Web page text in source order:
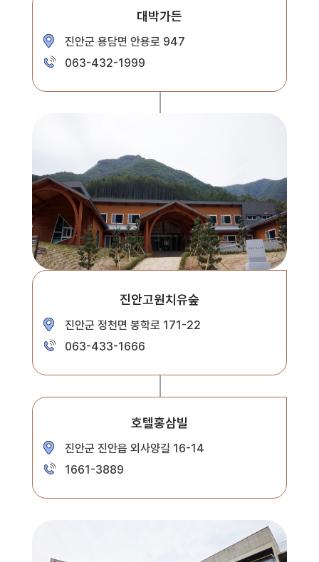
대박가든
진안군 용담면 안용로 947
063-432-1999
진안고원치유숲
진안군 정천면 봉학로 171-22
063-433-1666
호텔홍삼빌
진안군 진안읍 외사양길 16-14
1661-3889